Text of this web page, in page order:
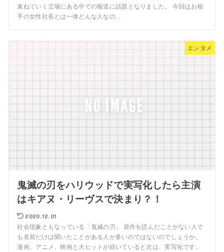
束ねていく立場にある中での報道に話題となりました。 今回はお相
手の女性社長とは一体どんな人なの...
エンタメ
鬼滅の刃をハリウッドで実写化したら主演
はキアヌ・リーヴスで決まり？！
2020.12.01
社会現象ともなっている「鬼滅の刃」 原作を読んだことがない人で
も名前だけは聞いたことがある人が多いのではないのでしょうか。
漫画、アニメ、映画と大ヒットが続いていると次は、実写化です。